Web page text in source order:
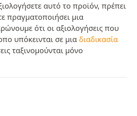
αυτό το προϊόν, πρέπει
πραγματοποιήσει μια
ότι οι αξιολογήσεις που
υπόκεινται σε μια διαδικασία
ταξινομούνται μόνο